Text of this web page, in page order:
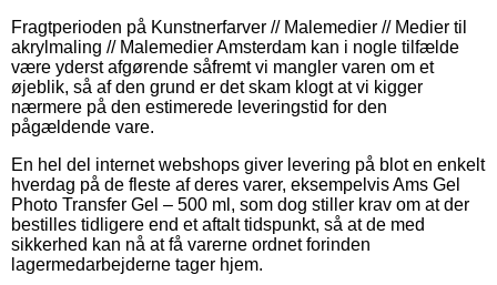
Fragtperioden på Kunstnerfarver // Malemedier // Medier til
akrylmaling // Malemedier Amsterdam kan i nogle tilfælde
være yderst afgørende såfremt vi mangler varen om et
øjeblik, så af den grund er det skam klogt at vi kigger
nærmere på den estimerede leveringstid for den
pågældende vare.
En hel del internet webshops giver levering på blot en enkelt
hverdag på de fleste af deres varer, eksempelvis Ams Gel
Photo Transfer Gel – 500 ml, som dog stiller krav om at der
bestilles tidligere end et aftalt tidspunkt, så at de med
sikkerhed kan nå at få varerne ordnet forinden
lagermedarbejderne tager hjem.